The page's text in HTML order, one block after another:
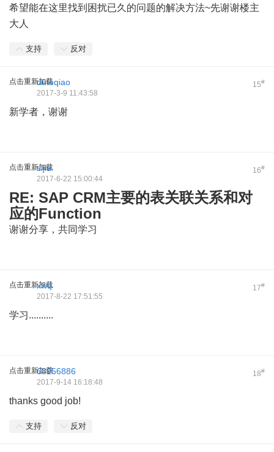
希望能在这里找到困扰已久的问题的解决方法~先谢谢楼主
大人
支持 反对
点击重新加载 15#
dufeqiao
2017-3-9 11:43:58
新学者，谢谢
点击重新加载 16#
sijia
2017-6-22 15:00:44
RE: SAP CRM主要的表关联关系和对
应的Function
谢谢分享，共同学习
点击重新加载 17#
xwq
2017-8-22 17:51:55
学习..........
点击重新加载 18#
63256886
2017-9-14 16:18:48
thanks good job!
支持 反对